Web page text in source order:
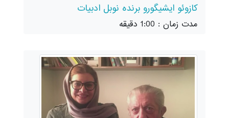
کازوئو ایشیگورو برنده نوبل ادبیات
مدت زمان : 1:00 دقیقه